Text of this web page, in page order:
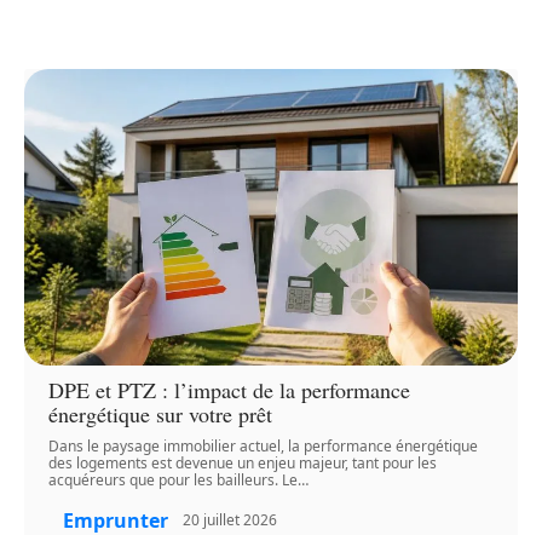
DPE et PTZ : l’impact de la performance
énergétique sur votre prêt
Dans le paysage immobilier actuel, la performance énergétique
des logements est devenue un enjeu majeur, tant pour les
acquéreurs que pour les bailleurs. Le…
Emprunter 20 juillet 2026